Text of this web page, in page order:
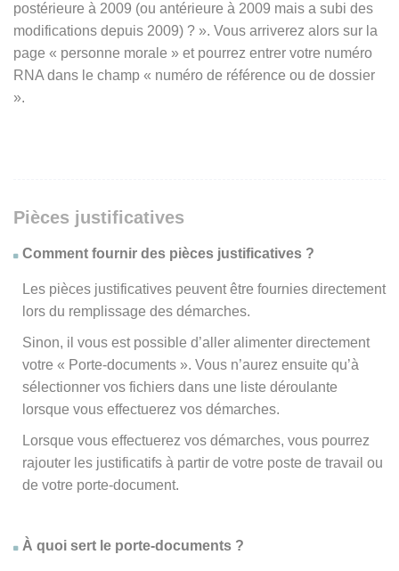
postérieure à 2009 (ou antérieure à 2009 mais a subi des
modifications depuis 2009) ? ». Vous arriverez alors sur la
page « personne morale » et pourrez entrer votre numéro
RNA dans le champ « numéro de référence ou de dossier
».
Pièces justificatives
Comment fournir des pièces justificatives ?
Les pièces justificatives peuvent être fournies directement
lors du remplissage des démarches.
Sinon, il vous est possible d’aller alimenter directement
votre « Porte-documents ». Vous n’aurez ensuite qu’à
sélectionner vos fichiers dans une liste déroulante
lorsque vous effectuerez vos démarches.
Lorsque vous effectuerez vos démarches, vous pourrez
rajouter les justificatifs à partir de votre poste de travail ou
de votre porte-document.
À quoi sert le porte-documents ?